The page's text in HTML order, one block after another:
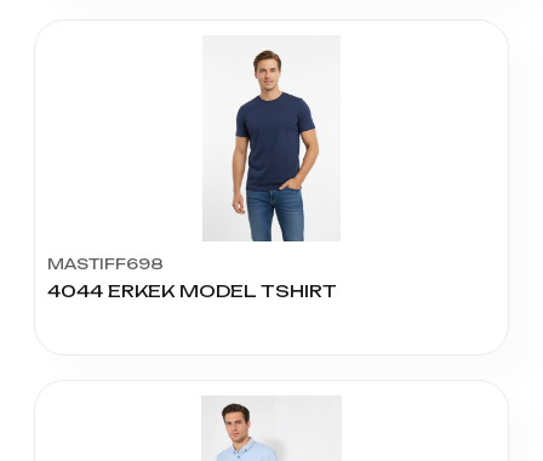
MASTIFF698
4044 ERKEK MODEL TSHIRT